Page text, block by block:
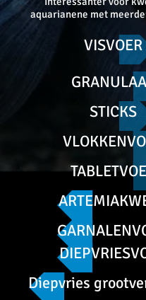
aquarianene met
VISVOER
STICKS
Diepvries